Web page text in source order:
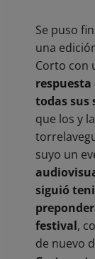
Se puso
una
Corto con
respuesta
todas sus
que los y
suyo un
siguió
festival,
de nuevo